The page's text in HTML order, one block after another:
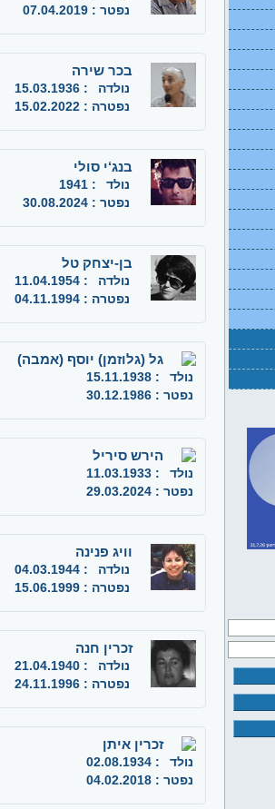
נפטר :
07.04.2019
בכר שירה
נולדה :
15.03.1936
נפטרה :
15.02.2022
בנג‘י סולי
נולד :
1941
נפטר :
30.08.2024
בן-יצחק טל
נולדה :
11.04.1954
נפטרה :
04.11.1994
גל (גלוזמן) יוסף (אמבה)
נולד :
15.11.1938
נפטר :
30.12.1986
הירש סיריל
נולד :
11.03.1933
נפטר :
29.03.2024
וויג פנינה
נולדה :
04.03.1944
נפטרה :
15.06.1999
זכרין חנה
נולדה :
21.04.1940
נפטרה :
24.11.1996
זכרין איתן
נולד :
02.08.1934
נפטר :
04.02.2018